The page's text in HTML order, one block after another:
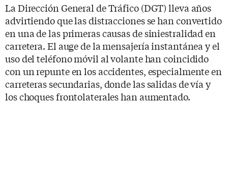
La Dirección General de Tráfico (DGT) lleva años
advirtiendo que las distracciones se han convertido
en una de las primeras causas de siniestralidad en
carretera. El auge de la mensajería instantánea y el
uso del teléfono móvil al volante han coincidido
con un repunte en los accidentes, especialmente en
carreteras secundarias, donde las salidas de vía y
los choques frontolaterales han aumentado.